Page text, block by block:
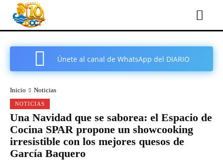
Únete al canal de WhatsApp del DIARIO
Inicio Noticias
NOTICIAS
Una Navidad que se saborea: el Espacio de
Cocina SPAR propone un showcooking
irresistible con los mejores quesos de
García Baquero